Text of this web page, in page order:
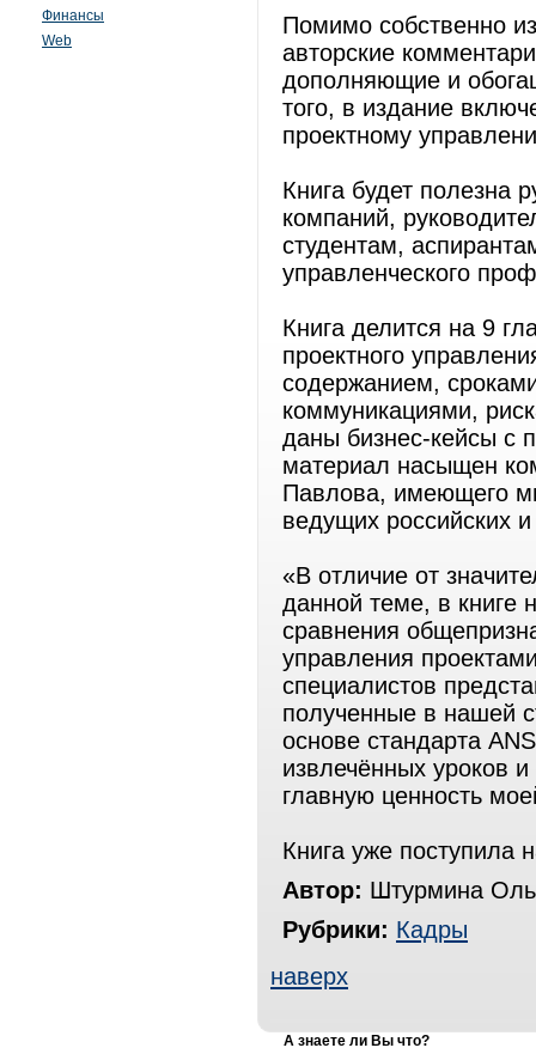
Финансы
Web
Помимо собственно
авторские
дополняющие и
того, в издание
проектному
Книга будет полезна
компаний,
студентам,
управленческого
Книга делится на 9
проектного
содержанием,
коммуникациями,
даны бизнес-кейсы с
материал насыщен
Павлова, имеющего
ведущих российских
«В отличие от
данной теме, в книге
сравнения
управления
специалистов
полученные в нашей
основе стандарта
извлечённых уроков
главную ценность
Книга уже поступила
Автор: Штурмина
Рубрики: Кадры
наверх
А знаете ли Вы что?